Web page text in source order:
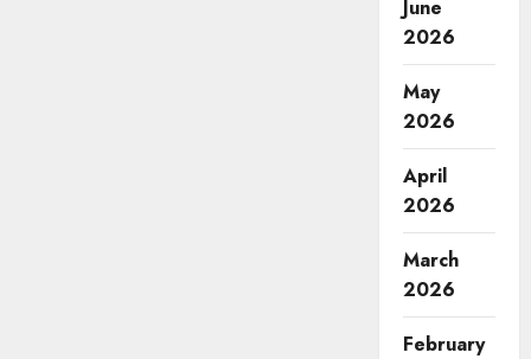
June
2026
May
2026
April
2026
March
2026
February